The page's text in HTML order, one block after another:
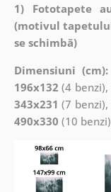
1) Fototapete
(motivul
se schimbă)
Dimensiuni
196x132 (4 benzi),
343x231 (7 benzi),
490x330 (10